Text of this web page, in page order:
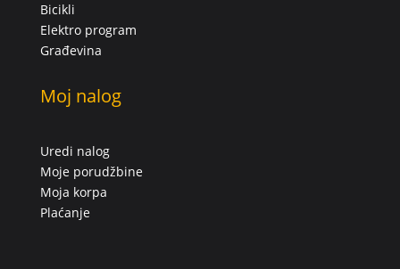
Bicikli
Elektro program
Građevina
Moj nalog
Uredi nalog
Moje porudžbine
Moja korpa
Plaćanje